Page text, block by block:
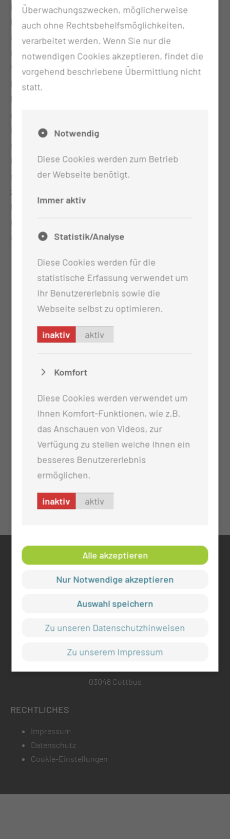
Die Penisverlängerung besteht ebenfalls in einem
Durchtrennen der Haltebänder und Vorverlagerung
des Penisschaftes. Das Ergebnis sollte über
mindestens 4 Wochen mit einem
Vakuumtraktionssystem, das unauffällig unter der
Kleidung getragen werden kann stabilisiert werden.
Dieses System führt zudem bei längerer
Anwendung über Monate und Jahre zu einer
kontinuierlichen Zunahme von Penislänge und -
durchmesser. Die Penisverdickung führen wir mit
Eigenfetttransfer durch, wobei das Fettgewebe
mittels Liposuction gewonnen wird, um dann
zirkulär zwischen Schwellkörper und
Penisschafthaut verteilt zu werden. Dies Vorgehen
kann ggf. im Abstand von 6 Monaten mehrfach
wiederholt werden.
KONTAKT
0355 46 -0
mul-ct.de
Medizinische Universität Lausitz - Carl Thiem
03048 Cottbus
RECHTLICHES
Impressum
Datenschutz
Cookie-Einstellungen
Überwachungszwecken, möglicherweise
auch ohne Rechtsbehelfsmöglichkeiten,
verarbeitet werden. Wenn Sie nur die
notwendigen Cookies akzeptieren, findet die
vorgehend beschriebene Übermittlung nicht
statt.
Notwendig
Diese Cookies werden zum Betrieb
der Webseite benötigt.
Immer aktiv
Statistik/Analyse
Diese Cookies werden für die
statistische Erfassung verwendet um
Ihr Benutzererlebnis sowie die
Webseite selbst zu optimieren.
inaktiv aktiv
Komfort
Diese Cookies werden verwendet um
Ihnen Komfort-Funktionen, wie z.B.
das Anschauen von Videos, zur
Verfügung zu stellen welche Ihnen ein
besseres Benutzererlebnis
ermöglichen.
inaktiv aktiv
Alle akzeptieren
Nur Notwendige akzeptieren
Auswahl speichern
Zu unseren Datenschutzhinweisen
Zu unserem Impressum